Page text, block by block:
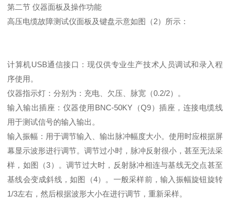
第二节 仪器面板及操作功能
高压电缆故障测试仪面板及键盘示意如图（2）所示：
计算机USB通信接口：现仅供专业生产技术人员调试和录入程
序使用。
仪器指示灯：分别为：充电、欠压、脉宽（0.2/2）。
输入输出插座：仪器使用BNC-50KY（Q9）插座，连接电缆线
用于测试信号的输入输出。
输入振幅：用于调节输入、输出脉冲幅度大小。使用时应根据屏
幕显示波形进行调节。调节过小时，脉冲反射很小，甚至无法采
样，如图（3）。调节过大时，反射脉冲相连与基线无交点甚至
基线会变成斜线，如图（4）。一般采样前，输入振幅旋钮旋转
1/3左右，然后根据波形大小在进行调节，重新采样。